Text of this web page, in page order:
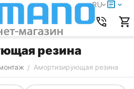
RU
резина
/ Амортизирующая резина